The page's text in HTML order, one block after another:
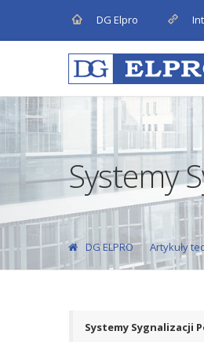
DG Elpro
Systemy
DG ELPRO Artykuły
Systemy Sygnalizacji